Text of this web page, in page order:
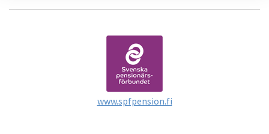
www.spfpension.fi